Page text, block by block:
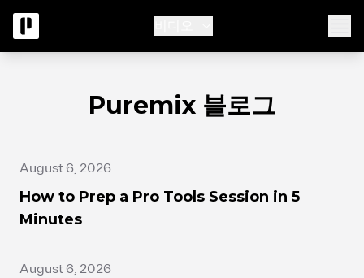
Puremix 블로그
August 6, 2026
How to Prep a Pro Tools Session in 5
Minutes
August 6, 2026